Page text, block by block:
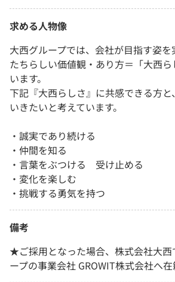
求める人物像
大西グループでは、会社が目指す姿
たちらしい価値観・あり方＝「大西
います。
下記『大西らしさ』に共感できる方
いきたいと考えています。
・誠実であり続ける
・仲間を知る
・言葉をぶつける 受け止める
・変化を楽しむ
・挑戦する勇気を持つ
備考
★ご採用となった場合、株式会社大西
ープの事業会社 GROWIT株式会社へ在